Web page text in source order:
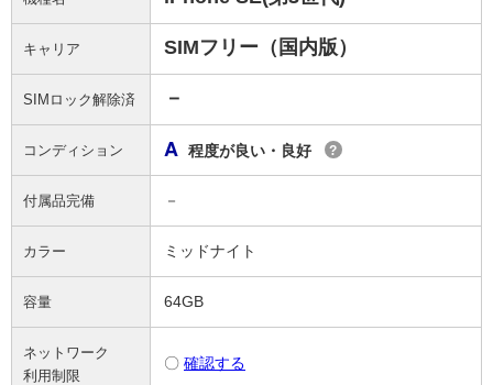
キャリア SIMフリー（国内版）
SIMロック解除済 －
コンディション A 程度が良い・良好 ?
付属品完備 －
カラー ミッドナイト
容量 64GB
ネットワーク
利用制限
〇 確認する